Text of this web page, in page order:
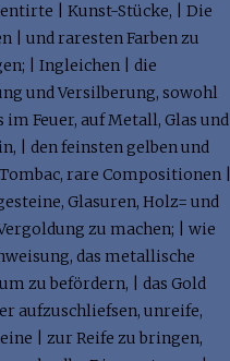
| Kunst-Stücke, | Die
| und raresten Farben zu
| Ingleichen | die
und Versilberung, sowohl
im Feuer, auf Metall, Glas und
| den feinsten gelben und
rare Compositionen |
Glasuren, Holz= und
zu machen; | wie
das metallische
zu befördern, | das Gold
aufzuschliefsen, unreife,
| zur Reife zu bringen,